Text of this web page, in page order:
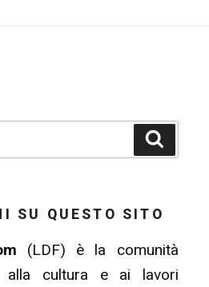
SU QUESTO SITO
(LDF) è la comunità
alla cultura e ai lavori